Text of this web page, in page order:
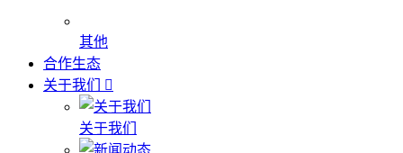
其他
合作生态
关于我们
关于我们